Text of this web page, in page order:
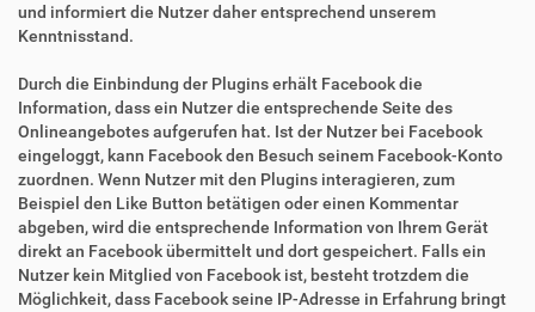
und informiert die Nutzer daher entsprechend unserem
Kenntnisstand.
Durch die Einbindung der Plugins erhält Facebook die
Information, dass ein Nutzer die entsprechende Seite des
Onlineangebotes aufgerufen hat. Ist der Nutzer bei Facebook
eingeloggt, kann Facebook den Besuch seinem Facebook-Konto
zuordnen. Wenn Nutzer mit den Plugins interagieren, zum
Beispiel den Like Button betätigen oder einen Kommentar
abgeben, wird die entsprechende Information von Ihrem Gerät
direkt an Facebook übermittelt und dort gespeichert. Falls ein
Nutzer kein Mitglied von Facebook ist, besteht trotzdem die
Möglichkeit, dass Facebook seine IP-Adresse in Erfahrung bringt